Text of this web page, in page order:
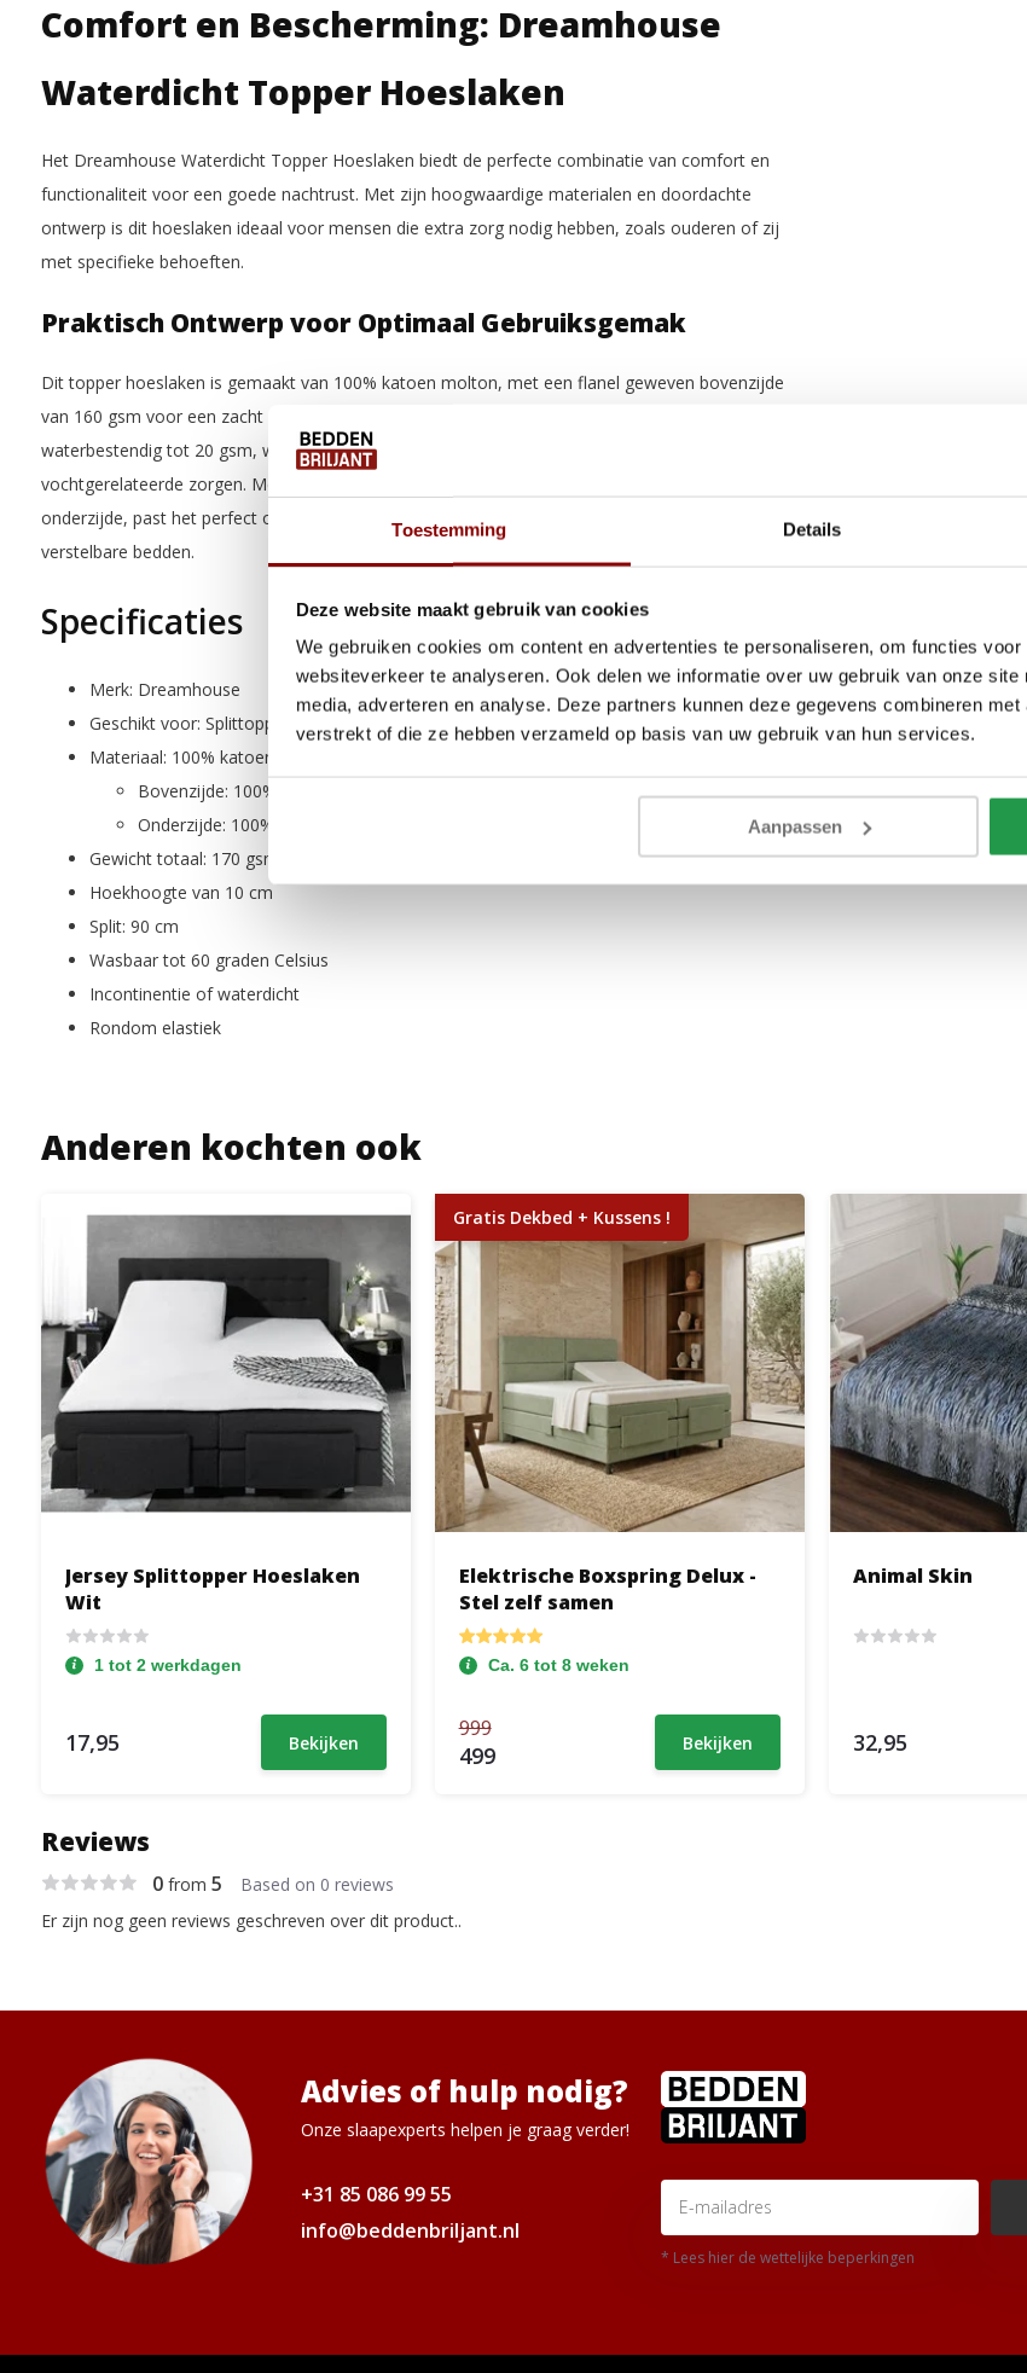
Toestemming Details
Deze website maakt gebruik van cookies
We gebruiken cookies om content en advertenties te personaliseren, om functies
websiteverkeer te analyseren. Ook delen we informatie over uw gebruik van onze
media, adverteren en analyse. Deze partners kunnen deze gegevens combineren
verstrekt of die ze hebben verzameld op basis van uw gebruik van hun services.
Aanpassen
Comfort en Bescherming: Dreamhouse
Waterdicht Topper Hoeslaken
Het Dreamhouse Waterdicht Topper Hoeslaken biedt de perfecte combinatie van comfort en
functionaliteit voor een goede nachtrust. Met zijn hoogwaardige materialen en doordachte
ontwerp is dit hoeslaken ideaal voor mensen die extra zorg nodig hebben, zoals ouderen of zij
met specifieke behoeften.
Praktisch Ontwerp voor Optimaal Gebruiksgemak
Dit topper hoeslaken is gemaakt van 100% katoen molton, met een flanel geweven bovenzijde
van 160 gsm voor een zacht en luxe gevoel. De onderzijde is voorzien van 100% TPU,
waterbestendig tot 20 gsm, waardoor het hoeslaken ideaal is voor incontinentie of
vochtgerelateerde zorgen. Met een hoekhoogte van 20 cm en een extra insteek van 10 cm aan de
onderzijde, past het perfect om elke matras, terwijl de split van 90 cm het geschikt maakt voor
verstelbare bedden.
Specificaties
Merk: Dreamhouse
Geschikt voor: Splittoppers
Materiaal: 100% katoen molton, flanel geweven
Bovenzijde: 100% katoen molton, 160 gsm
Onderzijde: 100% TPU, waterbestendig tot 20 gsm
Gewicht totaal: 170 gsm
Hoekhoogte van 10 cm
Split: 90 cm
Wasbaar tot 60 graden Celsius
Incontinentie of waterdicht
Rondom elastiek
Anderen kochten ook
Jersey Splittopper Hoeslaken
Wit
1 tot 2 werkdagen
17,95 Bekijken
Gratis Dekbed + Kussens !
Elektrische Boxspring Delux -
Stel zelf samen
Ca. 6 tot 8 weken
999
499 Bekijken
Animal Skin
32,95
Reviews
0from 5 Based on 0 reviews
Er zijn nog geen reviews geschreven over dit product..
Advies of hulp nodig?
Onze slaapexperts helpen je graag verder!
+31 85 086 99 55
info@beddenbriljant.nl
* Lees hier de wettelijke beperkingen